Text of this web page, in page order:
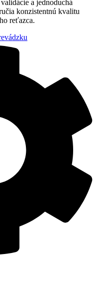
a jednoduchá
konzistentnú kvalitu
reťazca.